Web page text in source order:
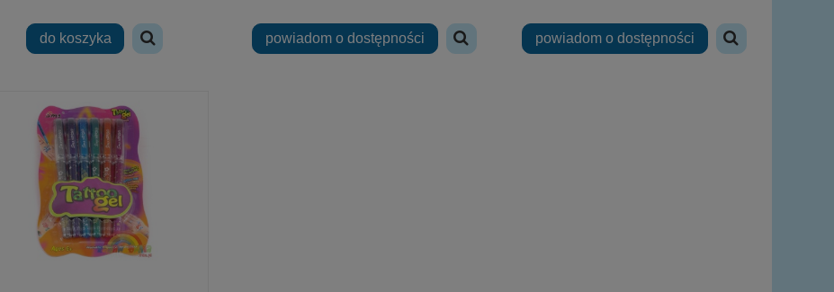
do koszyka powiadom o dostępności powiadom o dostępności